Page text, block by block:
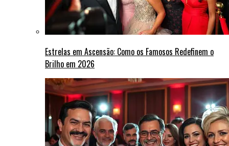
Estrelas em Ascensão: Como os Famosos Redefinem o
Brilho em 2026